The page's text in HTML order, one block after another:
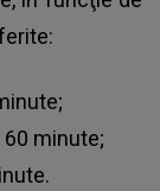
minute;